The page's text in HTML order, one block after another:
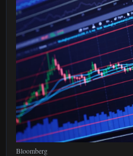
Bloomberg